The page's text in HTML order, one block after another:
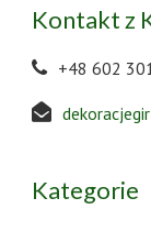
Kontakt z
+48 602
Kategorie